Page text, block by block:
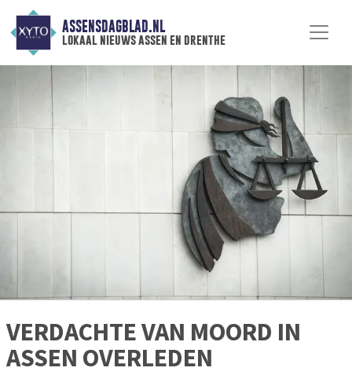
ASSENSDAGBLAD.NL
lokaal nieuws assen en drenthe
VERDACHTE VAN MOORD IN
ASSEN OVERLEDEN